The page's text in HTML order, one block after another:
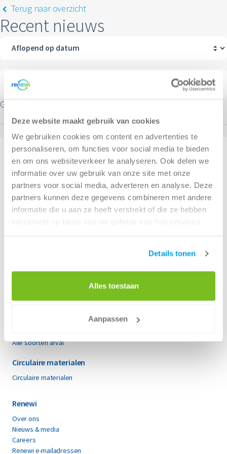
Deze website maakt gebruik van cookies
We gebruiken cookies om content en advertenties te
personaliseren, om functies voor social media te bieden
en om ons websiteverkeer te analyseren. Ook delen we
informatie over uw gebruik van onze site met onze
partners voor social media, adverteren en analyse. Deze
partners kunnen deze gegevens combineren met andere
informatie die u aan ze heeft verstrekt of die ze hebben
verzameld op basis van uw gebruik van hun services.
Details tonen
Alles toestaan
Aanpassen
MyRenewi
Terug naar overzicht
Recent nieuws
Categorieën
Geen resultaten gevonden
Bedrijven
Container huren voor bedrijven
Afvalinzameling
Branches
Renewi EcoSmart
Acceptatievoorwaarden
Bouw- en sloopafval
Alle soorten afval
Circulaire materialen
Circulaire materialen
Renewi
Over ons
Nieuws & media
Careers
Renewi e-mailadressen